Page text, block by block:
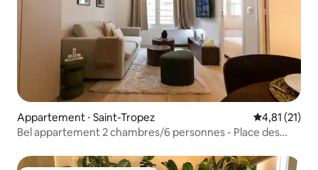
Appartement ⋅ Saint-Tropez Évaluation
4,81 (21)
Bel appartement 2 chambres/6 personnes - Place des